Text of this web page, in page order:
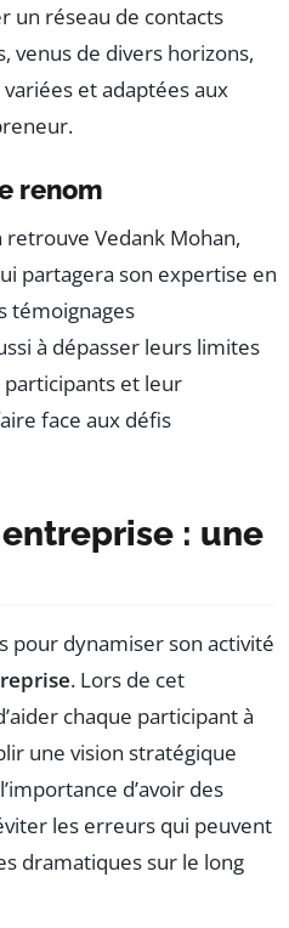
un réseau de contacts
venus de divers horizons,
et adaptées aux
renom
Vedank Mohan,
partagera son expertise en
témoignages
à dépasser leurs limites
et leur
face aux défis
: une
pour dynamiser son activité
. Lors de cet
chaque participant à
une vision stratégique
d’avoir des
les erreurs qui peuvent
dramatiques sur le long